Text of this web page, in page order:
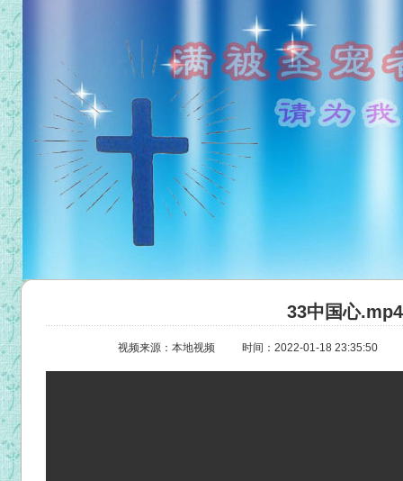
33中国心.mp4
视频来源：本地视频 时间：2022-01-18 23:35:50